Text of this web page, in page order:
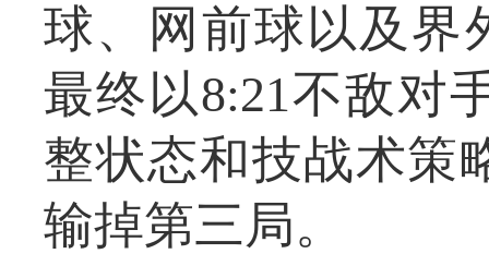
球、网前球以及界
最终以8:21不敌对
整状态和技战术策
输掉第三局。